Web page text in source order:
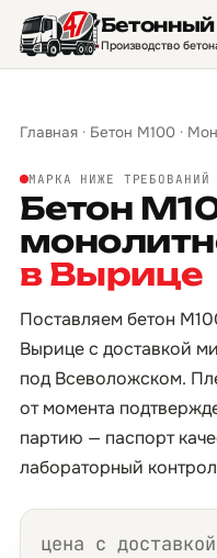
Производство
Главная · Бетон М100 ·
МАРКА НИЖЕ
Бетон
в Вырице
Поставляем бетон
Вырице с доставкой
под Всеволожском.
от момента
партию — паспорт
лабораторный
цена с